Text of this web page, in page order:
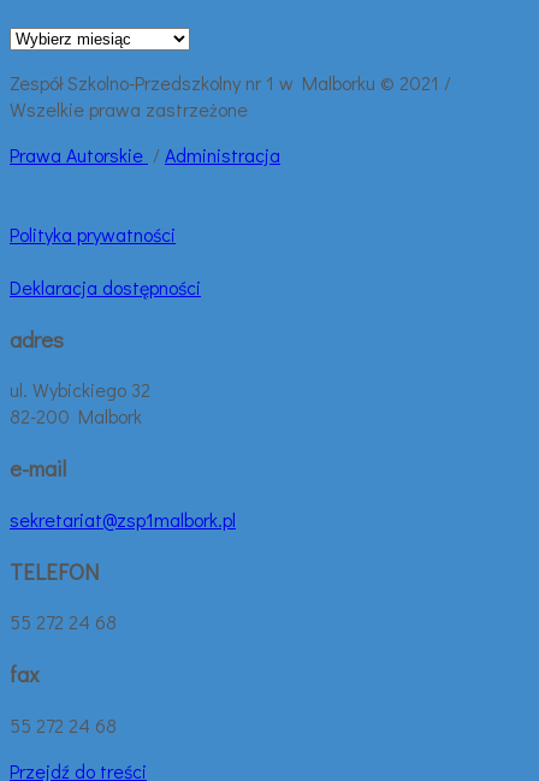
Archiwalne
Zespół Szkolno-Przedszkolny nr 1 w Malborku © 2021 /
Wszelkie prawa zastrzeżone
Prawa Autorskie /Administracja
Polityka prywatności
Deklaracja dostępności
adres
ul. Wybickiego 32
82-200 Malbork
e-mail
sekretariat@zsp1malbork.pl
TELEFON
55 272 24 68
fax
55 272 24 68
Przejdź do treści